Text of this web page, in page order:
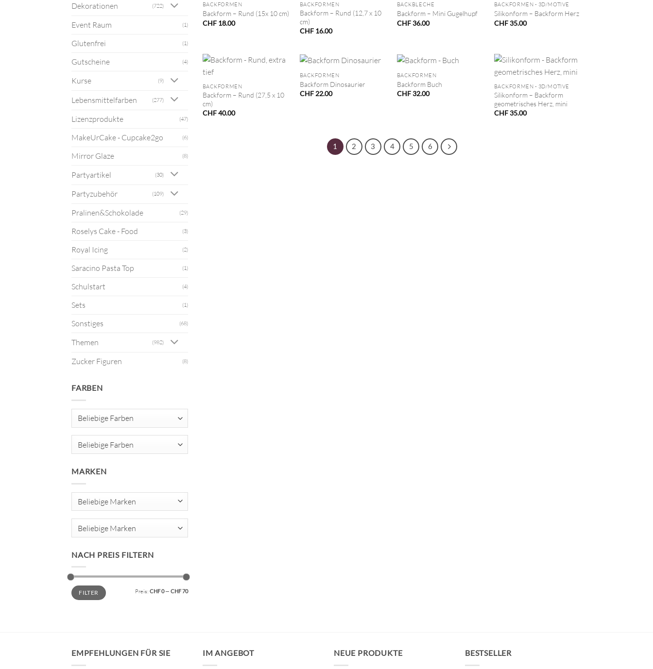
Dekorationen (722)
Event Raum (1)
Glutenfrei (1)
Gutscheine (4)
Kurse (9)
Lebensmittelfarben (277)
Lizenzprodukte (47)
MakeUrCake - Cupcake2go (6)
Mirror Glaze (8)
Partyartikel (30)
Partyzubehör (109)
Pralinen&Schokolade (29)
Roselys Cake - Food (3)
Royal Icing (2)
Saracino Pasta Top (1)
Schulstart (4)
Sets (1)
Sonstiges (68)
Themen (982)
Zucker Figuren (8)
FARBEN
Beliebige Farben
MARKEN
Beliebige Marken
NACH PREIS FILTERN
Min.
Preis
Max.
PreisFILTER Preis: CHF 0— CHF 70
BACKFORMEN
Backform – Rund (15x 10 cm)
CHF18.00
BACKFORMEN
Backform – Rund (12,7 x 10
cm)
CHF16.00
BACKBLECHE
Backform – Mini Gugelhupf
CHF36.00
BACKFORMEN - 3D/MOTIVE
Silikonform – Backform Herz
CHF35.00
BACKFORMEN
Backform – Rund (27,5 x 10
cm)
CHF40.00
+
BACKFORMEN
Backform Dinosaurier
CHF22.00
+
BACKFORMEN
Backform Buch
CHF32.00
BACKFORMEN - 3D/MOTIVE
Silikonform – Backform
geometrisches Herz, mini
CHF35.00
1 2 3 4 5 6
EMPFEHLUNGEN FÜR SIE IM ANGEBOT NEUE PRODUKTE BESTSELLER